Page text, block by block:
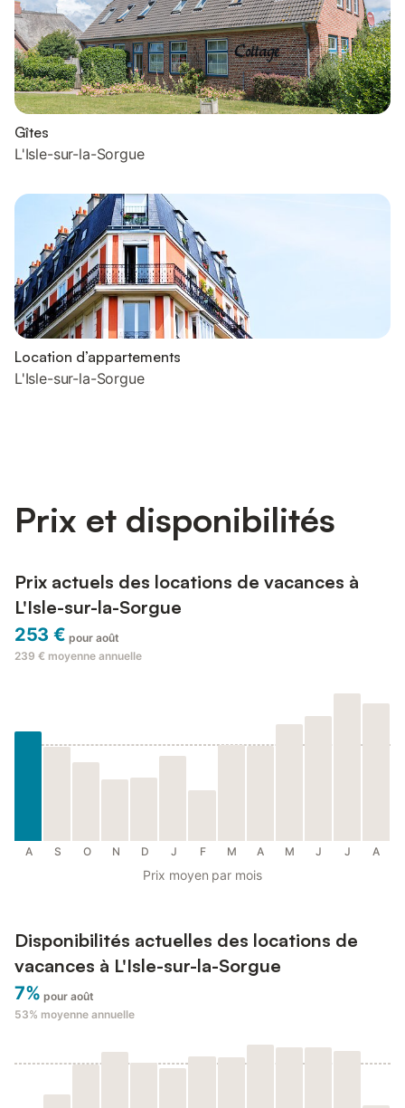
Gîtes
L'Isle-sur-la-Sorgue
Location d’appartements
L'Isle-sur-la-Sorgue
Prix et disponibilités
Prix actuels des locations de vacances à
L'Isle-sur-la-Sorgue
253 € pour août
239 € moyenne annuelle
A S O N D J F M A M J J A
Prix moyen par mois
Disponibilités actuelles des locations de
vacances à L'Isle-sur-la-Sorgue
7% pour août
53% moyenne annuelle